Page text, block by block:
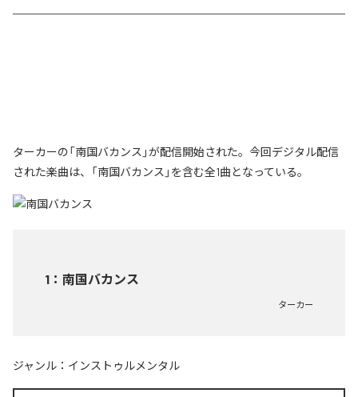
ターカーの「南国バカンス」が配信開始された。今回デジタル配信
された楽曲は、「南国バカンス」を含む全1曲となっている。
1 ： 南国バカンス
ターカー
ジャンル： インストゥルメンタル